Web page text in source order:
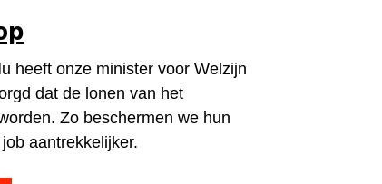
heeft onze minister voor Welzijn
dat de lonen van het
Zo beschermen we hun
aantrekkelijker.